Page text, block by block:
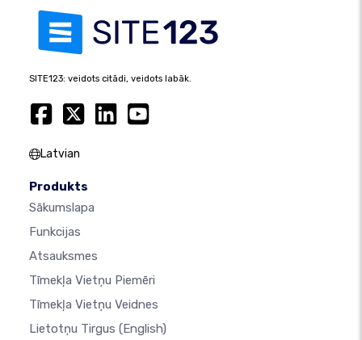
SITE123: veidots citādi, veidots labāk.
Latvian
Produkts
Sākumslapa
Funkcijas
Atsauksmes
Tīmekļa Vietņu Piemēri
Tīmekļa Vietņu Veidnes
Lietotņu Tirgus (English)